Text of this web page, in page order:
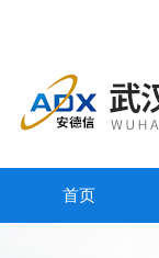
首页